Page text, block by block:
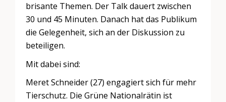
brisante Themen. Der Talk dauert zwischen
30 und 45 Minuten. Danach hat das Publikum
die Gelegenheit, sich an der Diskussion zu
beteiligen.
Mit dabei sind:
Meret Schneider (27) engagiert sich für mehr
Tierschutz. Die Grüne Nationalrätin ist